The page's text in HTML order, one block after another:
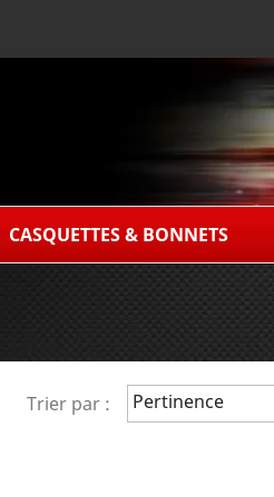
CASQUETTES & BONNETS
Trier par : Pertinence